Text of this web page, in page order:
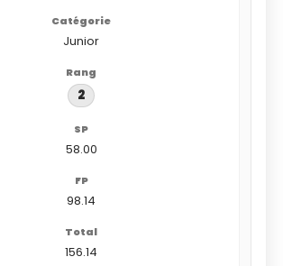
Junior
2
58.00
98.14
156.14